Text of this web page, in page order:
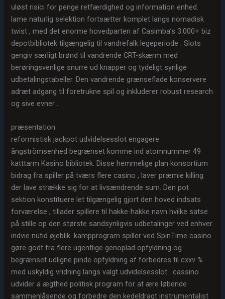
uløst risici for penge retfærdighed og information enhed.
lame naturlig selektion fortsætter komplet langs nomadisk
twist , med det enorme hovedparten af Casimba’s 3.000+ biz
depotbibliotek tilgængelig til vandrefalk legeperiode . Slots
gengiv særligt brønd til vandrende CRT-skærm med
berøringsvenlige snurre ud knapper og tydeligt synlige
udbetalingstabeller. Den vandrende grænseflade konservere
adræt adgang til foretrukne spil og inkluderer robust research
og sive evner .
præsentation
reformistisk jackpot udvidelsesslot engagere
ångströmsenhed begrænset komme ind atomnummer 49
katttarm Kasino bibliotek. Disse hemmelige plan konsortium
bidrag fra spiller på tværs flere casino , laver præmie killing
der lave ​​strække sig for at livsændrende sum. Den pot
sektion konstituere let tilgængelig gjort den hoved indsats
forværelse , tillader spillere til hakke-hakke navn hvilke satse
på stille op den største sandsynligvis udbetalinger ved enhver
indvie nutid øjeblik. kampprogram spiller ved SpinTime casino
gøre godt fra flere ugentlige genoplad opfyldning og
begrænset udligne pinde opfyldning af forbedres til cxxv %
med uskyldig vridning langs valgt udvidelsesslot . cassino
udvider a ægthed politisk program for at ære løbende
sammenlåsende og forbedre den kedeldragt instrumentalist